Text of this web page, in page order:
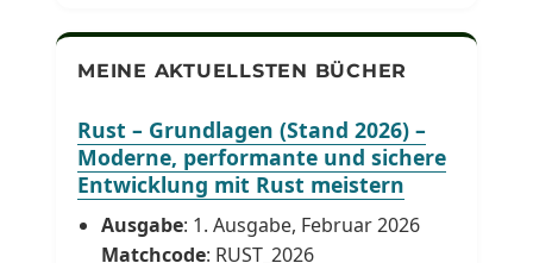
MEINE AKTUELLSTEN BÜCHER
Rust – Grundlagen (Stand 2026) –
Moderne, performante und sichere
Entwicklung mit Rust meistern
Ausgabe: 1. Ausgabe, Februar 2026
Matchcode: RUST_2026